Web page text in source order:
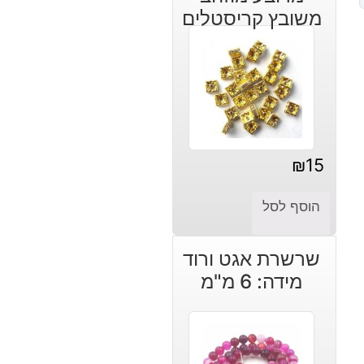
משובץ קריסטלים
₪15
הוסף לסל
שרשרת אגט ורוד
מידה: 6 מ"מ